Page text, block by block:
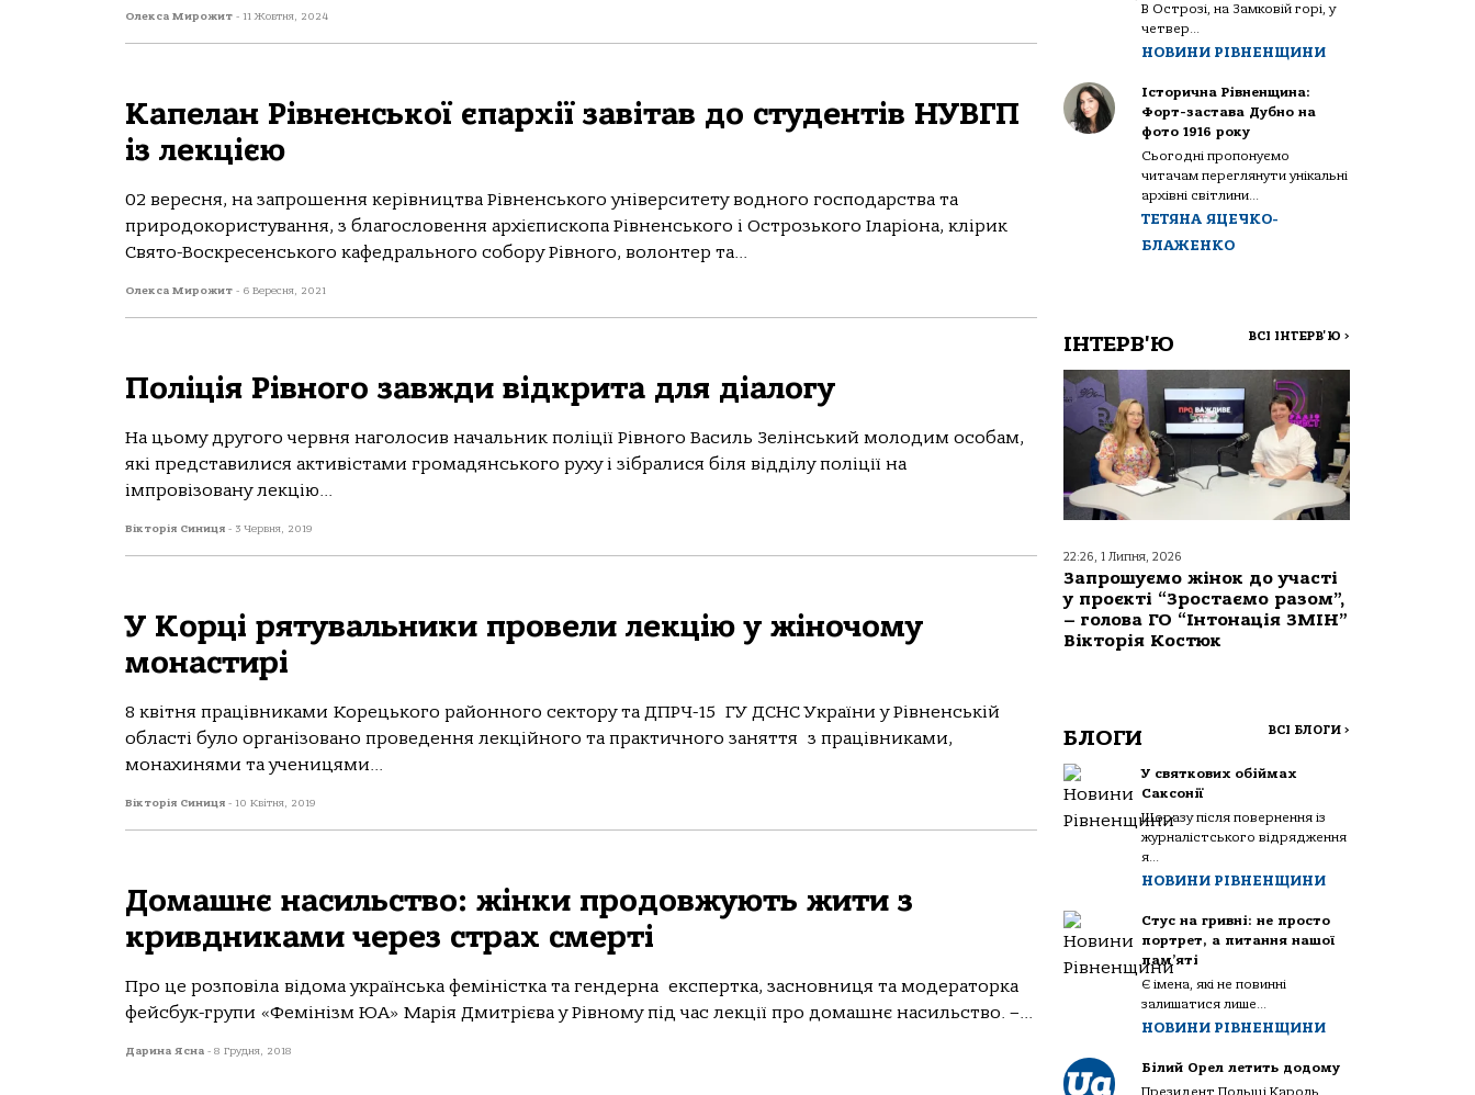
Олекса Мирожит - 11 Жовтня, 2024
Капелан Рівненської єпархії завітав до студентів НУВГП
із лекцією
02 вересня, на запрошення керівництва Рівненського університету водного господарства та
природокористування, з благословення архієпископа Рівненського і Острозького Іларіона, клірик
Свято-Воскресенського кафедрального собору Рівного, волонтер та...
Олекса Мирожит - 6 Вересня, 2021
Поліція Рівного завжди відкрита для діалогу
На цьому другого червня наголосив начальник поліції Рівного Василь Зелінський молодим особам,
які представилися активістами громадянського руху і зібралися біля відділу поліції на
імпровізовану лекцію...
Вікторія Синиця - 3 Червня, 2019
У Корці рятувальники провели лекцію у жіночому
монастирі
8 квітня працівниками Корецького районного сектору та ДПРЧ-15 ГУ ДСНС України у Рівненській
області було організовано проведення лекційного та практичного заняття з працівниками,
монахинями та ученицями...
Вікторія Синиця - 10 Квітня, 2019
Домашнє насильство: жінки продовжують жити з
кривдниками через страх смерті
Про це розповіла відома українська феміністка та гендерна експертка, засновниця та модераторка
фейсбук-групи «Фемінізм ЮА» Марія Дмитрієва у Рівному під час лекції про домашнє насильство. –...
Дарина Ясна - 8 Грудня, 2018
В Острозі, на Замковій горі, у
четвер...
НОВИНИ РІВНЕНЩИНИ
Історична Рівненщина:
Форт-застава Дубно на
фото 1916 року
Сьогодні пропонуємо
читачам переглянути унікальні
архівні світлини...
ТЕТЯНА ЯЦЕЧКО-
БЛАЖЕНКО
ІНТЕРВ'Ю ВСІ ІНТЕРВ'Ю >
22:26, 1 Липня, 2026
Запрошуємо жінок до участі
у проєкті “Зростаємо разом”,
– голова ГО “Інтонація ЗМІН”
Вікторія Костюк
БЛОГИ ВСІ БЛОГИ >
У святкових обіймах
Саксонії
Щоразу після повернення із
журналістського відрядження
я...
НОВИНИ РІВНЕНЩИНИ
Стус на гривні: не просто
портрет, а питання нашої
пам’яті
Є імена, які не повинні
залишатися лише...
НОВИНИ РІВНЕНЩИНИ
Білий Орел летить додому